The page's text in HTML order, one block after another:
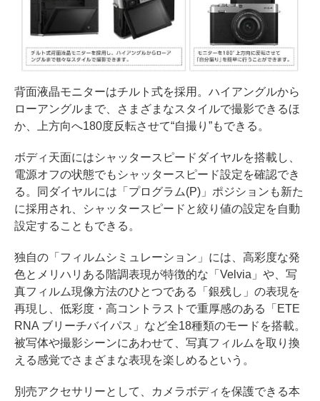
背面液晶モニターはチルト式を採用。ハイアングルから
ローアングルまで、さまざまなスタイルで撮影できるほ
か、上方向へ180度反転させて“自撮り”もできる。
ボディ天面にはシャッタースピードダイヤルを搭載し、
電源オフの状態でもシャッタースピード設定を確認でき
る。同ダイヤルには「プログラム(P)」ポジションも新た
に採用され、シャッタースピードと絞り値の設定を自動
設定することもできる。
独自の「フィルムシミュレーション」には、高彩度な発
色とメリハリある階調表現が特徴的な「Velvia」や、写
真フィルム現像方法のひとつである「銀残し」の表現を
再現し、低彩度・高コントラストで重厚感のある「ETE
RNA ブリーチバイパス」など全18種類のモードを搭載。
被写体や撮影シーンにあわせて、写真フィルムを取り換
える感覚でさまざまな表現を楽しめるという。
別売アクセサリーとして、カメラボディを保護できる本